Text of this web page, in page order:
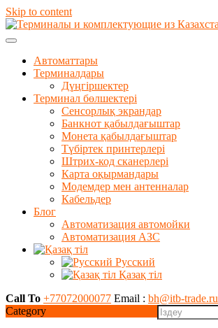
Skip to content
Автоматтары
Терминалдары
Дүңгіршектер
Терминал бөлшектері
Сенсорлық экрандар
Банкнот қабылдағыштар
Монета қабылдағыштар
Түбіртек принтерлері
Штрих-код сканерлері
Карта оқырмандары
Модемдер мен антенналар
Кабельдер
Блог
Автоматизация автомойки
Автоматизация АЗС
Русский
Қазақ тіл
Call To +77072000077 Email : bh@itb-trade.ru
Category